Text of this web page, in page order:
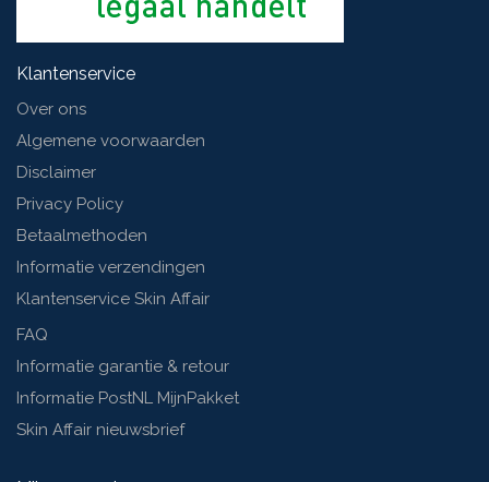
Klantenservice
Over ons
Algemene voorwaarden
Disclaimer
Privacy Policy
Betaalmethoden
Informatie verzendingen
Klantenservice Skin Affair
FAQ
Informatie garantie & retour
Informatie PostNL MijnPakket
Skin Affair nieuwsbrief